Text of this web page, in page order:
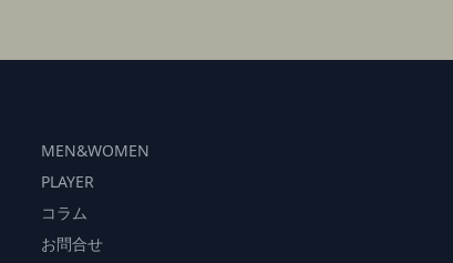
MEN&WOMEN
PLAYER
コラム
お問合せ